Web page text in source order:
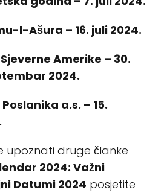
l-Ašura – 16. juli 2024.
Amerike – 30.
2024.
a.s. – 15.
upoznati druge članke
2024: Važni
Datumi 2024 posjetite